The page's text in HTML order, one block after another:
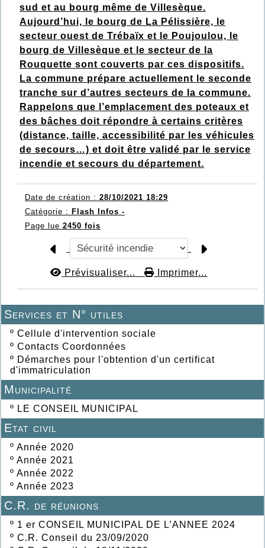
Services et N° utiles
º Cellule d'intervention sociale
º Contacts Coordonnées
º Démarches pour l'obtention d'un certificat
d'immatriculation
Municipalité
º LE CONSEIL MUNICIPAL
Etat civil
º Année 2020
º Année 2021
º Année 2022
º Année 2023
C.R. de réunions
º 1 er CONSEIL MUNICIPAL DE L’ANNEE 2024
º C.R. Conseil du 23/09/2020
sud et au bourg même de Villesèque.
Aujourd’hui, le bourg de La Pélissière, le
secteur ouest de Trébaïx et le Poujoulou, le
bourg de Villesèque et le secteur de la
Rouquette sont couverts par ces dispositifs.
La commune prépare actuellement le seconde
tranche sur d’autres secteurs de la commune.
Rappelons que l’emplacement des poteaux et
des bâches doit répondre à certains critères
(distance, taille, accessibilité par les véhicules
de secours…) et doit être validé par le service
incendie et secours du département.
Date de création : 28/10/2021 18:29
Catégorie : Flash Infos -
Page lue 2450 fois
Prévisualiser... Imprimer...